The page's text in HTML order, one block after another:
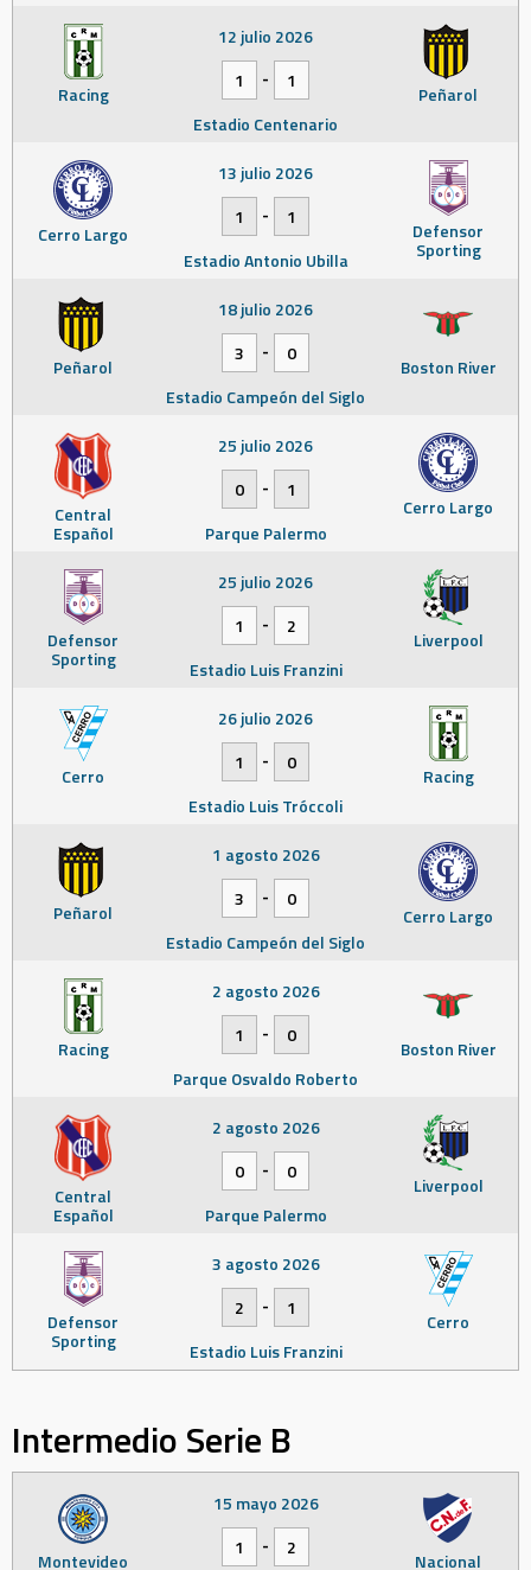
Racing Peñarol
12 julio 2026
1
-
1
Estadio Centenario
Cerro Largo Defensor
Sporting
13 julio 2026
1
-
1
Estadio Antonio Ubilla
Peñarol Boston River
18 julio 2026
3
-
0
Estadio Campeón del Siglo
Central
Español
Cerro Largo
25 julio 2026
0
-
1
Parque Palermo
Defensor
Sporting
Liverpool
25 julio 2026
1
-
2
Estadio Luis Franzini
Cerro Racing
26 julio 2026
1
-
0
Estadio Luis Tróccoli
Peñarol Cerro Largo
1 agosto 2026
3
-
0
Estadio Campeón del Siglo
Racing Boston River
2 agosto 2026
1
-
0
Parque Osvaldo Roberto
Central
Español
Liverpool
2 agosto 2026
0
-
0
Parque Palermo
Defensor
Sporting
Cerro
3 agosto 2026
2
-
1
Estadio Luis Franzini
Intermedio Serie B
Montevideo Nacional
15 mayo 2026
1
- 2